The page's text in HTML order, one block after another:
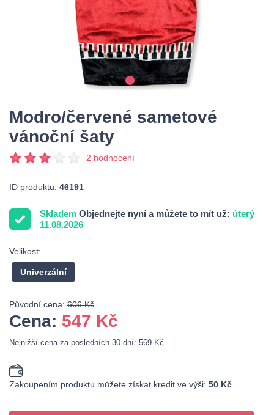
Modro/červené sametové
vánoční šaty
2 hodnocení
ID produktu: 46191
Skladem Objednejte nyní a můžete to mít už: úterý
11.08.2026
Velikost:
Univerzální
Původní cena: 606 Kč
Cena: 547 Kč
Nejnižší cena za posledních 30 dní: 569 Kč
Zakoupením produktu můžete získat kredit ve výši: 50 Kč